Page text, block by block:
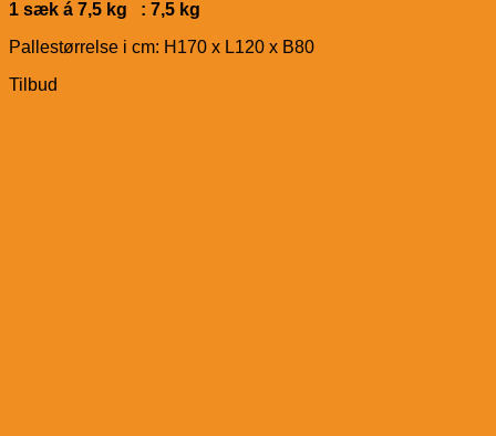
1 sæk á 7,5 kg : 7,5 kg
Pallestørrelse i cm: H170 x L120 x B80
Tilbud